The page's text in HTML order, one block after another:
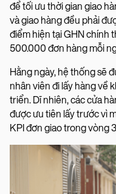
để tối ưu thời gian giao
và giao hàng đều phải
điểm hiện tại GHN chính
500.000 đơn hàng mỗi
Hằng ngày, hệ thống sẽ
nhân viên đi lấy hàng về
triển. Dĩ nhiên, các cửa
được ưu tiên lấy trước vì
KPI đơn giao trong vòng